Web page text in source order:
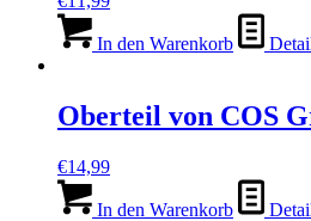
In den Warenkorb
Oberteil von COS
€14,99
In den Warenkorb